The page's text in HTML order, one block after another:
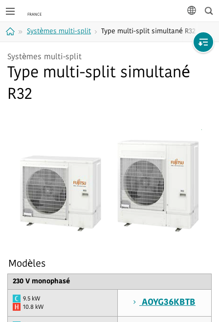
Systèmes multi-split Type multi-split simultané R32
Systèmes multi-split
Type multi-split simultané
R32
Modèles
230 V monophasé
9.5 kW
10.8 kW
AOYG36KBTB